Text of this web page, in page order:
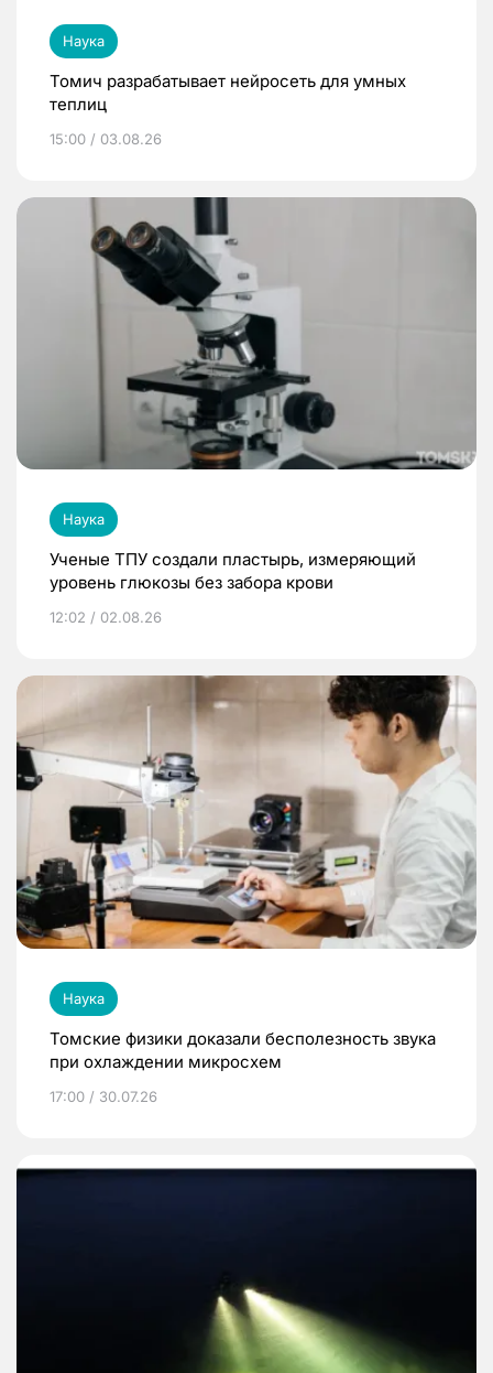
Наука
Томич разрабатывает нейросеть для умных
теплиц
15:00 / 03.08.26
Наука
Ученые ТПУ создали пластырь, измеряющий
уровень глюкозы без забора крови
12:02 / 02.08.26
Наука
Томские физики доказали бесполезность звука
при охлаждении микросхем
17:00 / 30.07.26